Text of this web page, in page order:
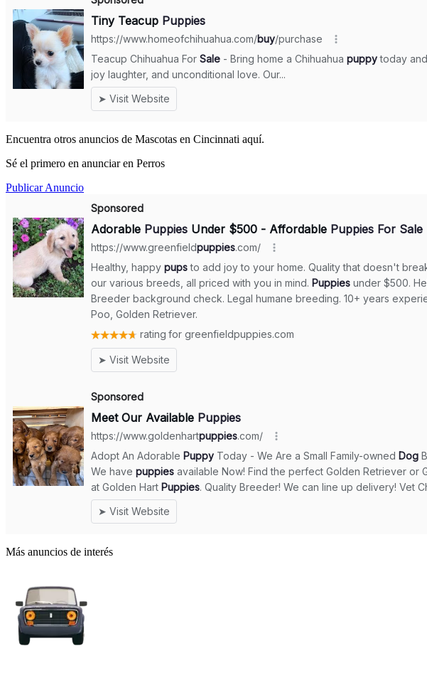
Encuentra otros anuncios de Mascotas en Cincinnati aquí.
Sé el primero en anunciar en Perros
Publicar Anuncio
Más anuncios de interés